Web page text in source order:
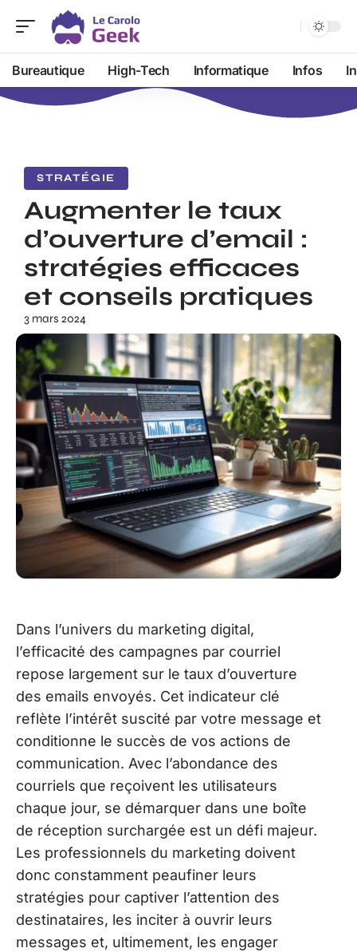
Bureautique High-Tech Informatique Infos
STRATÉGIE
Augmenter le taux
d’ouverture d’email :
stratégies efficaces
et conseils pratiques
3 mars 2024
Dans l’univers du marketing digital,
l’efficacité des campagnes par courriel
repose largement sur le taux d’ouverture
des emails envoyés. Cet indicateur clé
reflète l’intérêt suscité par votre message et
conditionne le succès de vos actions de
communication. Avec l’abondance des
courriels que reçoivent les utilisateurs
chaque jour, se démarquer dans une boîte
de réception surchargée est un défi majeur.
Les professionnels du marketing doivent
donc constamment peaufiner leurs
stratégies pour captiver l’attention des
destinataires, les inciter à ouvrir leurs
messages et, ultimement, les engager